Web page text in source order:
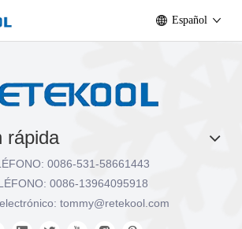
Español
rápida
0086-531-58661443
0086-13964095918
tommy@retekool.com